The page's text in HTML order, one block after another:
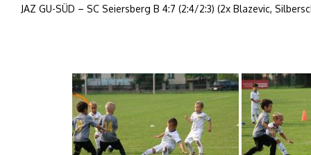
JAZ GU-SÜD – SC Seiersberg B 4:7 (2:4/2:3) (2x Blazevic,